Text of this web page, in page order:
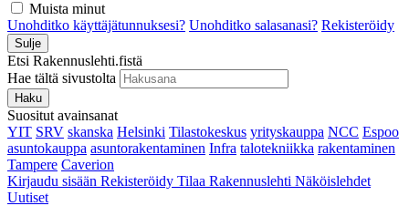
Muista minut
Unohditko käyttäjätunnuksesi? Unohditko salasanasi? Rekisteröidy
Sulje
Etsi Rakennuslehti.fistä
Hae tältä sivustolta
Haku
Suositut avainsanat
YIT SRV skanska Helsinki Tilastokeskus yrityskauppa NCC Espoo
asuntokauppa asuntorakentaminen Infra talotekniikka rakentaminen
Tampere Caverion
Kirjaudu sisään Rekisteröidy Tilaa Rakennuslehti Näköislehdet
Uutiset